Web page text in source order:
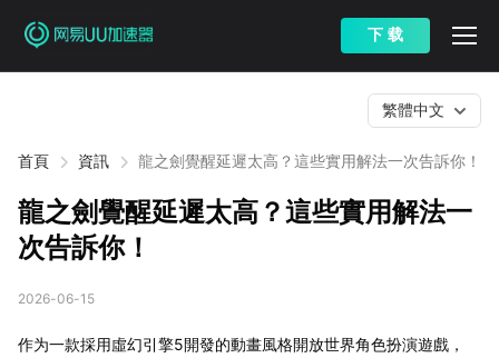
下 载
首頁 資訊 龍之劍覺醒延遲太高？這些實用解法一次告訴你！
繁體中文
龍之劍覺醒延遲太高？這些實用解法一
次告訴你！
2026-06-15
作为一款採用虛幻引擎5開發的動畫風格開放世界角色扮演遊戲，